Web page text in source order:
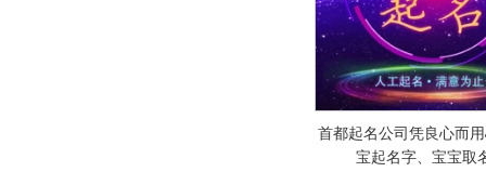
首都起名公司凭良心而
宝起名字、宝宝取